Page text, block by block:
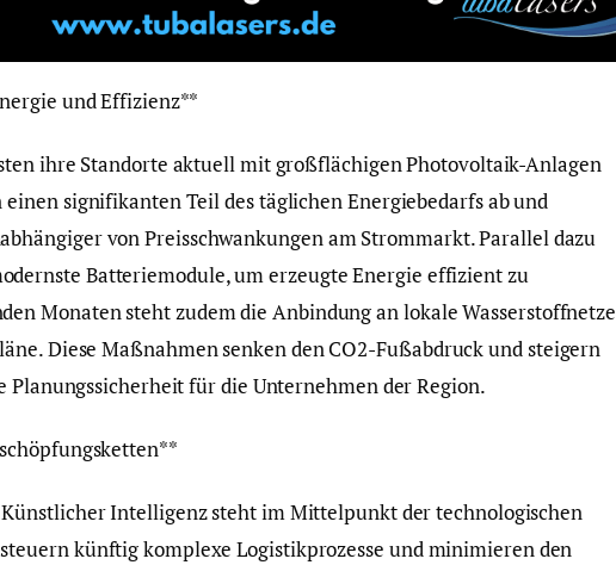
und Effizienz**
ihre Standorte aktuell mit großflächigen Photovoltaik-Anlagen
einen signifikanten Teil des täglichen Energiebedarfs ab und
von Preisschwankungen am Strommarkt. Parallel dazu
Batteriemodule, um erzeugte Energie effizient zu
Monaten steht zudem die Anbindung an lokale Wasserstoffnetze
Diese Maßnahmen senken den CO2-Fußabdruck und steigern
für die Unternehmen der Region.
Intelligenz steht im Mittelpunkt der technologischen
künftig komplexe Logistikprozesse und minimieren den